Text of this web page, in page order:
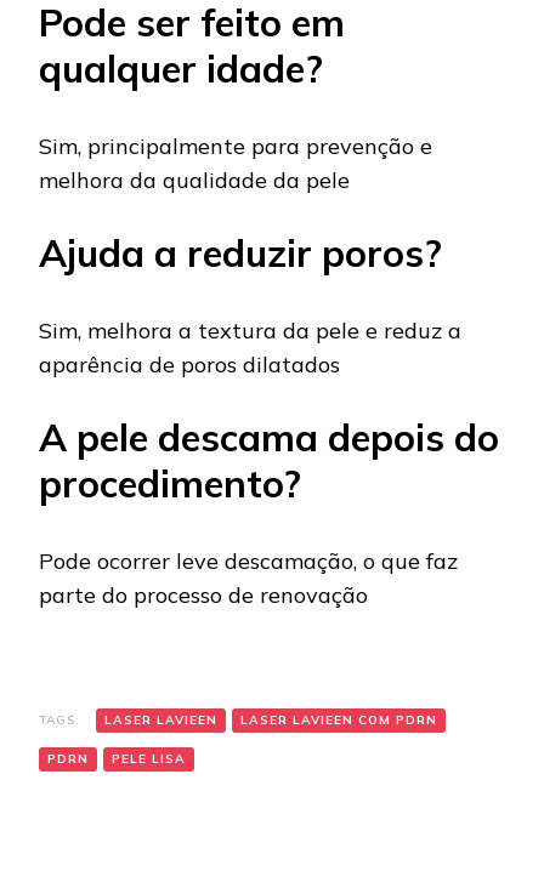
Pode ser feito em
qualquer idade?
Sim, principalmente para prevenção e
melhora da qualidade da pele
Ajuda a reduzir poros?
Sim, melhora a textura da pele e reduz a
aparência de poros dilatados
A pele descama depois do
procedimento?
Pode ocorrer leve descamação, o que faz
parte do processo de renovação
TAGS: LASER LAVIEEN LASER LAVIEEN COM PDRN
PDRN PELE LISA